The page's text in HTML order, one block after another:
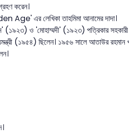
করেন।
Age' এর লেখিকা তাহমিমা আনামের দাদা।
ও 'মোহাম্মদী' (১৯২৩) পত্রিকার সহকারী
(১৯৫৪) ছিলেন। ১৯৫৬ সালে আতাউর রহমান